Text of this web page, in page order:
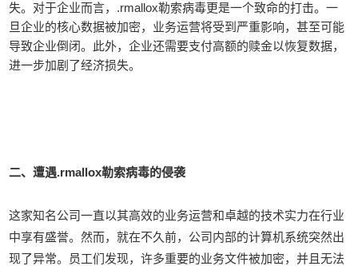
失。对于企业而言，.rmallox勒索病毒更是一个致命的打击。一
旦企业的核心数据被加密，业务运营将受到严重影响，甚至可能
导致企业倒闭。此外，企业还需要支付高额的赎金以恢复数据，
进一步加剧了经济损失。
二、遭遇.rmallox勒索病毒的侵袭
这家知名公司一直以其高效的业务运营和卓越的技术实力在行业
中享有盛誉。然而，就在不久前，公司内部的计算机系统突然出
现了异常。员工们发现，许多重要的业务文件被加密，并且无法